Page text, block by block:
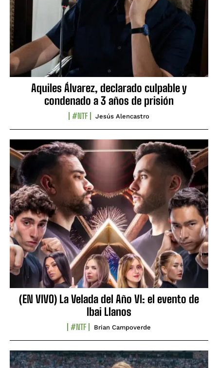
Aquiles Álvarez, declarado culpable y
condenado a 3 años de prisión
#NTF Jesús Alencastro
(EN VIVO) La Velada del Año VI: el evento de
Ibai Llanos
#NTF Brian Campoverde